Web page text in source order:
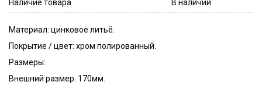
Наличие товара В наличии
Материал: цинковое литьё.
Покрытие / цвет: хром полированный.
Размеры:
Внешний размер: 170мм.